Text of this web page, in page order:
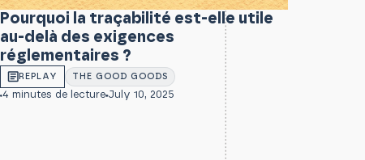
Pourquoi la traçabilité est-elle utile
au-delà des exigences
réglementaires ?
REPLAY THE GOOD GOODS
4 minutes de lecture July 10, 2025